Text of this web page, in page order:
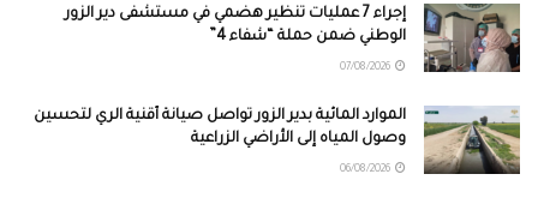
إجراء 7 عمليات تنظير هضمي في مستشفى دير الزور
الوطني ضمن حملة “شفاء 4”
الموارد المائية بدير الزور تواصل صيانة أقنية الري لتحسين
وصول المياه إلى الأراضي الزراعية